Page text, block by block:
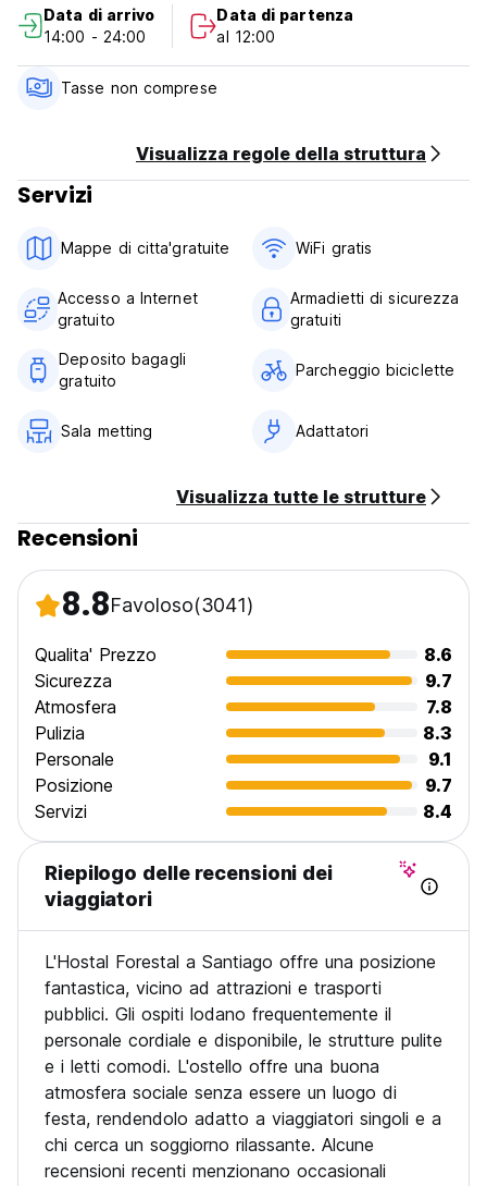
Data di arrivo
14:00 - 24:00
Data di partenza
al 12:00
Tasse non comprese
Visualizza regole della struttura
Servizi
Mappe di citta'gratuite WiFi gratis
Accesso a Internet
gratuito
Armadietti di sicurezza
gratuiti
Deposito bagagli
gratuito
Parcheggio biciclette
Sala metting Adattatori
Visualizza tutte le strutture
Recensioni
8.8Favoloso(3041)
Qualita' Prezzo
8.6
Sicurezza
9.7
Atmosfera
7.8
Pulizia
8.3
Personale
9.1
Posizione
9.7
Servizi
8.4
Riepilogo delle recensioni dei
viaggiatori
L'Hostal Forestal a Santiago offre una posizione
fantastica, vicino ad attrazioni e trasporti
pubblici. Gli ospiti lodano frequentemente il
personale cordiale e disponibile, le strutture pulite
e i letti comodi. L'ostello offre una buona
atmosfera sociale senza essere un luogo di
festa, rendendolo adatto a viaggiatori singoli e a
chi cerca un soggiorno rilassante. Alcune
recensioni recenti menzionano occasionali